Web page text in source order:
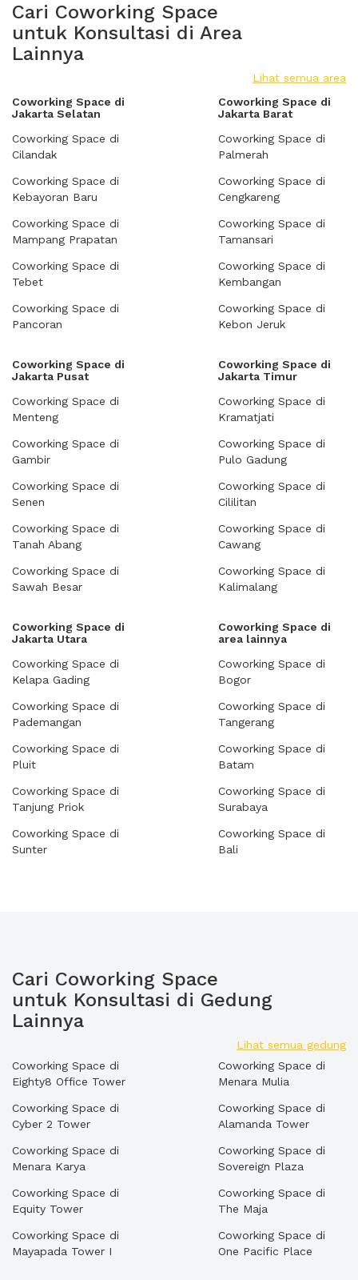
Cari Coworking Space
untuk Konsultasi di Area
Lainnya
Lihat semua area
Coworking Space di
Jakarta Selatan
Coworking Space di
Cilandak
Coworking Space di
Kebayoran Baru
Coworking Space di
Mampang Prapatan
Coworking Space di
Tebet
Coworking Space di
Pancoran
Coworking Space di
Jakarta Barat
Coworking Space di
Palmerah
Coworking Space di
Cengkareng
Coworking Space di
Tamansari
Coworking Space di
Kembangan
Coworking Space di
Kebon Jeruk
Coworking Space di
Jakarta Pusat
Coworking Space di
Menteng
Coworking Space di
Gambir
Coworking Space di
Senen
Coworking Space di
Tanah Abang
Coworking Space di
Sawah Besar
Coworking Space di
Jakarta Timur
Coworking Space di
Kramatjati
Coworking Space di
Pulo Gadung
Coworking Space di
Cililitan
Coworking Space di
Cawang
Coworking Space di
Kalimalang
Coworking Space di
Jakarta Utara
Coworking Space di
Kelapa Gading
Coworking Space di
Pademangan
Coworking Space di
Pluit
Coworking Space di
Tanjung Priok
Coworking Space di
Sunter
Coworking Space di
area lainnya
Coworking Space di
Bogor
Coworking Space di
Tangerang
Coworking Space di
Batam
Coworking Space di
Surabaya
Coworking Space di
Bali
Cari Coworking Space
untuk Konsultasi di Gedung
Lainnya
Lihat semua gedung
Coworking Space di
Eighty8 Office Tower
Coworking Space di
Cyber 2 Tower
Coworking Space di
Menara Karya
Coworking Space di
Equity Tower
Coworking Space di
Mayapada Tower I
Coworking Space di
Menara Mulia
Coworking Space di
Alamanda Tower
Coworking Space di
Sovereign Plaza
Coworking Space di
The Maja
Coworking Space di
One Pacific Place